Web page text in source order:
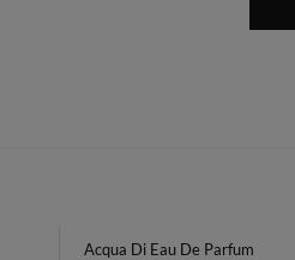
Acqua Di Eau De Parfum